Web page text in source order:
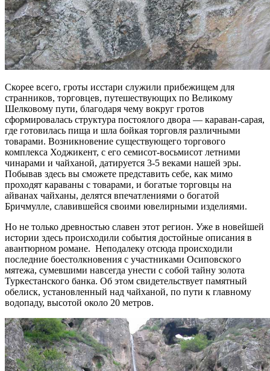
Скорее всего, гроты исстари служили прибежищем для
странников, торговцев, путешествующих по Великому
Шелковому пути, благодаря чему вокруг гротов
сформировалась структура постоялого двора — караван-сарая,
где готовилась пища и шла бойкая торговля различными
товарами. Возникновение существующего торгового
комплекса Ходжикент, с его семисот-восьмисот летними
чинарами и чайханой, датируется 3-5 веками нашей эры.
Побывав здесь вы сможете представить себе, как мимо
проходят караваны с товарами, и богатые торговцы на
айванах чайханы, делятся впечатлениями о богатой
Бричмулле, славившейся своими ювелирными изделиями.
Но не только древностью славен этот регион. Уже в новейшей
истории здесь происходили события достойные описания в
авантюрном романе. Неподалеку отсюда происходили
последние боестолкновения с участниками Осиповского
мятежа, сумевшими навсегда унести с собой тайну золота
Туркестанского банка. Об этом свидетельствует памятный
обелиск, установленный над чайханой, по пути к главному
водопаду, высотой около 20 метров.